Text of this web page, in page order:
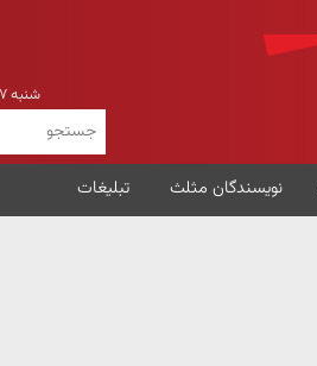
شنبه ۱۷ مرداد ۱۴۰۵
نویسندگان مثلث تبلیغات